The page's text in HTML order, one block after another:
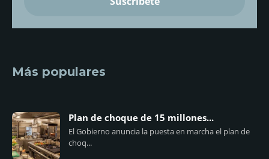
Más populares
Plan de choque de 15 millones...
El Gobierno anuncia la puesta en marcha el plan de
choq...